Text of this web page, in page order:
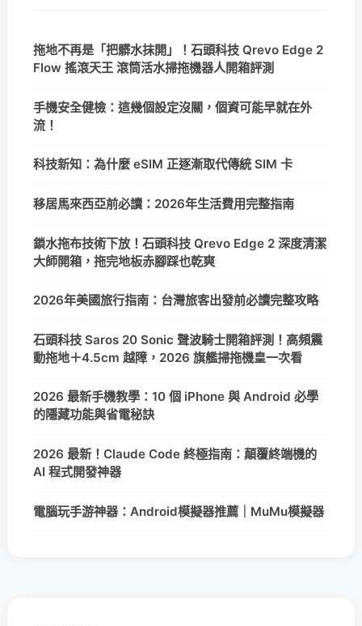
拖地不再是「把髒水抹開」！石頭科技 Qrevo Edge 2
Flow 搖滾天王 滾筒活水掃拖機器人開箱評測
手機安全健檢：這幾個設定沒關，個資可能早就在外
流！
科技新知：為什麼 eSIM 正逐漸取代傳統 SIM 卡
移居馬來西亞前必讀：2026年生活費用完整指南
鎖水拖布技術下放！石頭科技 Qrevo Edge 2 深度清潔
大師開箱，拖完地板赤腳踩也乾爽
2026年美國旅行指南：台灣旅客出發前必讀完整攻略
石頭科技 Saros 20 Sonic 聲波騎士開箱評測！高頻震
動拖地＋4.5cm 越障，2026 旗艦掃拖機皇一次看
2026 最新手機教學：10 個 iPhone 與 Android 必學
的隱藏功能與省電秘訣
2026 最新！Claude Code 終極指南：顛覆終端機的
AI 程式開發神器
電腦玩手游神器：Android模擬器推薦｜MuMu模擬器